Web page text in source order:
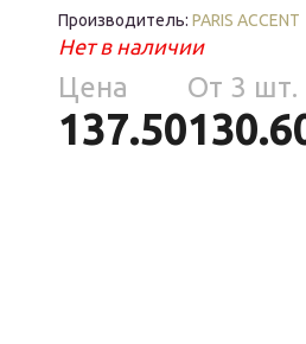
гигиены
Производитель: PARIS ACCENT
Нет в наличии
Цена
137.50
Oт 3 шт.